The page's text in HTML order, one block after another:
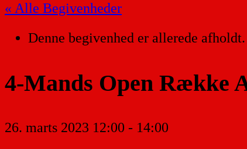
« Alle Begivenheder
Denne begivenhed er allerede afholdt.
4-Mands Open Række
26. marts 2023 12:00 - 14:00